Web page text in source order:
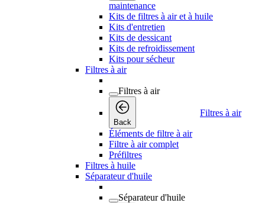
maintenance
Kits de filtres à air et à huile
Kits d'entretien
Kits de dessicant
Kits de refroidissement
Kits pour sécheur
Filtres à air
Filtres à air
Back
Filtres à air
Éléments de filtre à air
Filtre à air complet
Préfiltres
Filtres à huile
Séparateur d'huile
Séparateur d'huile